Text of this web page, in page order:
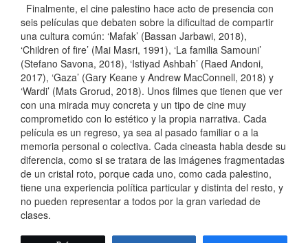
Finalmente, el cine palestino hace acto de presencia con
seis películas que debaten sobre la dificultad de compartir
una cultura común: ‘Mafak’ (Bassan Jarbawi, 2018),
‘Children of fire’ (Mai Masri, 1991), ‘La familia Samouni’
(Stefano Savona, 2018), ‘Istiyad Ashbah’ (Raed Andoni,
2017), ‘Gaza’ (Gary Keane y Andrew MacConnell, 2018) y
‘Wardi’ (Mats Grorud, 2018). Unos filmes que tienen que ver
con una mirada muy concreta y un tipo de cine muy
comprometido con lo estético y la propia narrativa. Cada
película es un regreso, ya sea al pasado familiar o a la
memoria personal o colectiva. Cada cineasta habla desde su
diferencia, como si se tratara de las imágenes fragmentadas
de un cristal roto, porque cada uno, como cada palestino,
tiene una experiencia política particular y distinta del resto, y
no pueden representar a todos por la gran variedad de
clases.